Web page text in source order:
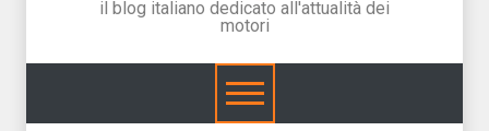
il blog italiano dedicato all'attualità dei
motori